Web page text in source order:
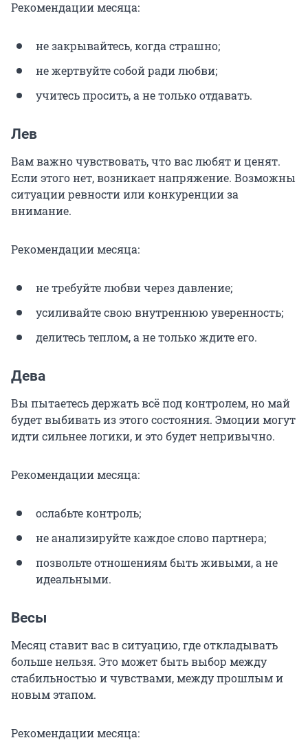
Рекомендации месяца:
не закрывайтесь, когда страшно;
не жертвуйте собой ради любви;
учитесь просить, а не только отдавать.
Лев
Вам важно чувствовать, что вас любят и ценят.
Если этого нет, возникает напряжение. Возможны
ситуации ревности или конкуренции за
внимание.
Рекомендации месяца:
не требуйте любви через давление;
усиливайте свою внутреннюю уверенность;
делитесь теплом, а не только ждите его.
Дева
Вы пытаетесь держать всё под контролем, но май
будет выбивать из этого состояния. Эмоции могут
идти сильнее логики, и это будет непривычно.
Рекомендации месяца:
ослабьте контроль;
не анализируйте каждое слово партнера;
позвольте отношениям быть живыми, а не
идеальными.
Весы
Месяц ставит вас в ситуацию, где откладывать
больше нельзя. Это может быть выбор между
стабильностью и чувствами, между прошлым и
новым этапом.
Рекомендации месяца: